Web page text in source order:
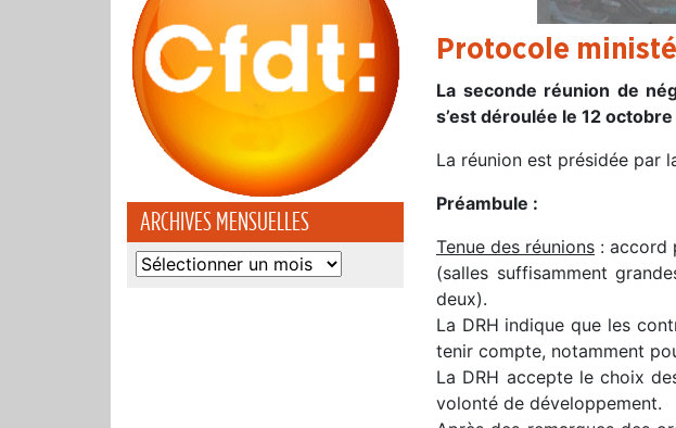
ARCHIVES MENSUELLES
Archives
Protocole
La seconde réunion de
s’est déroulée le 12 octobre
La réunion est présidée par
Préambule :
Tenue des réunions : accord
(salles suffisamment
deux).
La DRH indique que les
tenir compte, notamment
La DRH accepte le choix
volonté de développement.